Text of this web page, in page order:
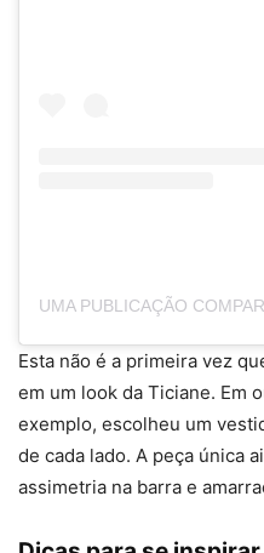
Esta não é a primeira vez
em um look da Ticiane. Em
exemplo, escolheu um
de cada lado. A peça única
assimetria na barra e